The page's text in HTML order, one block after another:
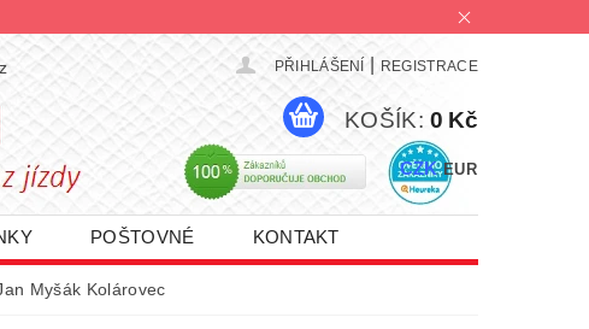
PŘIHLÁŠENÍ REGISTRACE
CZK EUR
KOŠÍK: 0 Kč
POŠTOVNÉ KONTAKT
PROMO AKCE 1+1 | 2+1 | 3+1
Myšák Kolárovec